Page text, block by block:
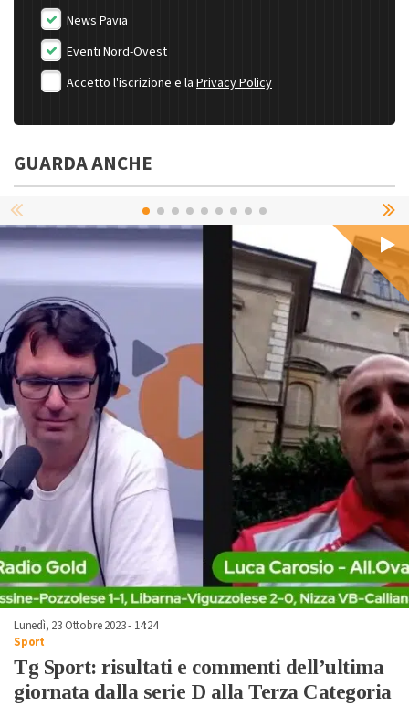
News Pavia
Eventi Nord-Ovest
Accetto l'iscrizione e la Privacy Policy
GUARDA ANCHE
Lunedì, 23 Ottobre 2023 - 14:24
Sport
Tg Sport: risultati e commenti dell’ultima
giornata dalla serie D alla Terza Categoria